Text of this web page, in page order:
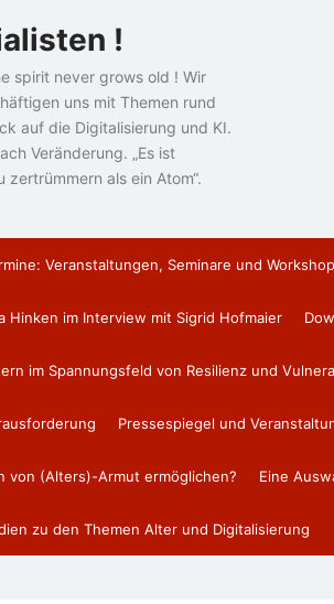
!
spirit never grows old ! Wir
uns mit Themen rund
auf die Digitalisierung und KI.
Veränderung. „Es ist
als ein Atom“.
Veranstaltungen, Seminare und
Hinken im Interview mit Sigrid Hofmaier
im Spannungsfeld von Resilienz und
Pressespiegel und
von (Alters)-Armut ermöglichen? Eine
zu den Themen Alter und Digitalisierung